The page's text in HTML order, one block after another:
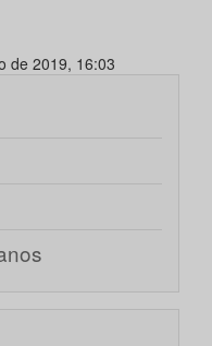
de 2019, 16:03